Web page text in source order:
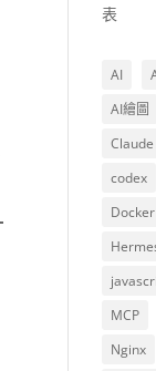
表
AI
AI繪圖
Claude
codex
Docker
MCP
Nginx